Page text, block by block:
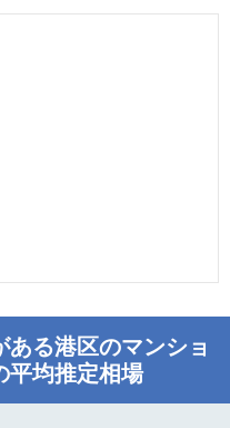
る港区のマンショ
平均推定相場